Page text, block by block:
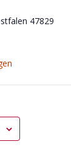
47829